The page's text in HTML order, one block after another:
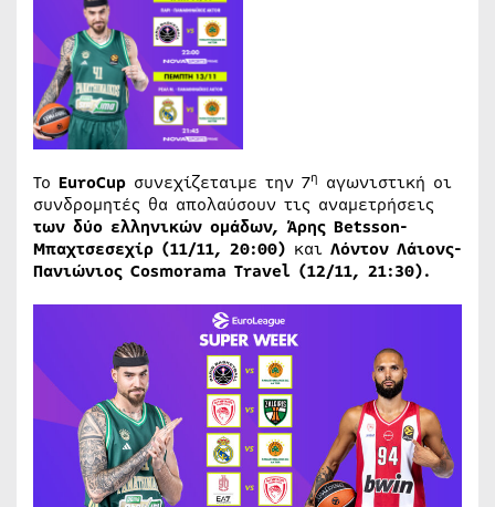
Το EuroCup συνεχίζεταιμε την 7η αγωνιστική οι
συνδρομητές θα απολαύσουν τις αναμετρήσεις
των δύο ελληνικών ομάδων, Άρης Betsson-
Μπαχτσεσεχίρ (11/11, 20:00) και Λόντον Λάιονς-
Πανιώνιος Cosmorama Travel (12/11, 21:30).